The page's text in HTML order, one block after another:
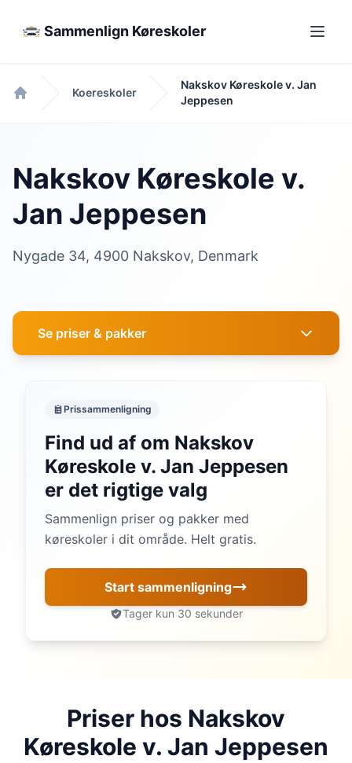
Sammenlign Køreskoler
Forside
Koereskoler
Nakskov Køreskole v. Jan
Jeppesen
Nakskov Køreskole v.
Jan Jeppesen
Nygade 34, 4900 Nakskov, Denmark
Se priser & pakker
Prissammenligning
Find ud af om Nakskov
Køreskole v. Jan Jeppesen
er det rigtige valg
Sammenlign priser og pakker med
køreskoler i dit område. Helt gratis.
Start sammenligning
Tager kun 30 sekunder
Priser hos Nakskov
Køreskole v. Jan Jeppesen